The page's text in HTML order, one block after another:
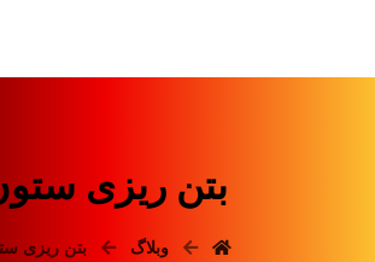
بتن ریزی
وبلاگ بتن ریزی